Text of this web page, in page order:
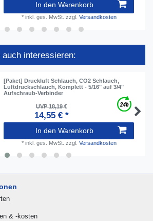
In den Warenkorb
* inkl. ges. MwSt. zzgl. Versandkosten
interessieren:
[Paket] Druckluft Schlauch, СO2 Schlauch,
Luftdruckschlauch, Komplett - 5/16" auf 3/4"
Aufschraub-Verbinder
UVP 18,19 €
14,55 € *
In den Warenkorb
* inkl. ges. MwSt. zzgl. Versandkosten
& -kosten